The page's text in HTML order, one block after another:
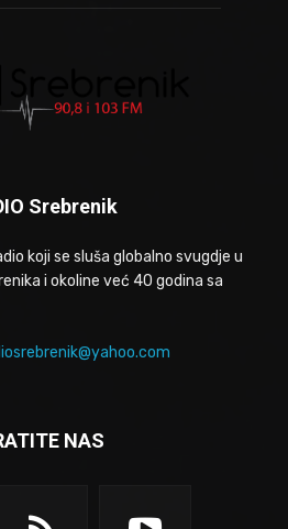
Srebrenik
koji se sluša globalno svugdje u
i okoline već 40 godina sa
NAS